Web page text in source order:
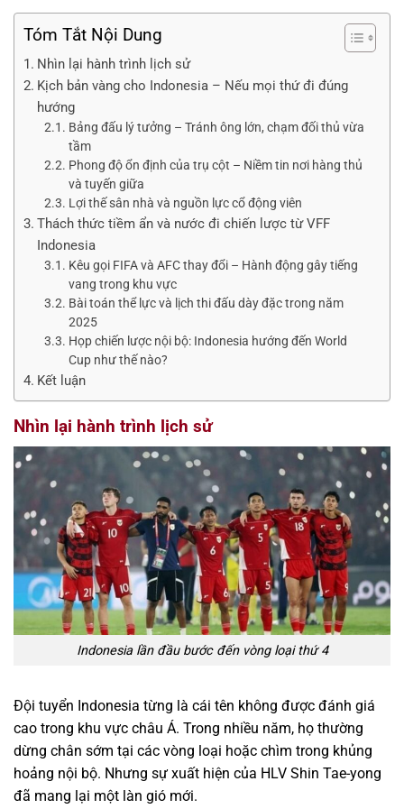
Tóm Tắt Nội Dung
Nhìn lại hành trình lịch sử
Kịch bản vàng cho Indonesia – Nếu mọi thứ đi đúng
hướng
Bảng đấu lý tưởng – Tránh ông lớn, chạm đối thủ vừa
tầm
Phong độ ổn định của trụ cột – Niềm tin nơi hàng thủ
và tuyến giữa
Lợi thế sân nhà và nguồn lực cổ động viên
Thách thức tiềm ẩn và nước đi chiến lược từ VFF
Indonesia
Kêu gọi FIFA và AFC thay đổi – Hành động gây tiếng
vang trong khu vực
Bài toán thể lực và lịch thi đấu dày đặc trong năm
2025
Họp chiến lược nội bộ: Indonesia hướng đến World
Cup như thế nào?
Kết luận
Nhìn lại hành trình lịch sử
Indonesia lần đầu bước đến vòng loại thứ 4
Đội tuyển Indonesia từng là cái tên không được đánh giá
cao trong khu vực châu Á. Trong nhiều năm, họ thường
dừng chân sớm tại các vòng loại hoặc chìm trong khủng
hoảng nội bộ. Nhưng sự xuất hiện của HLV Shin Tae-yong
đã mang lại một làn gió mới.